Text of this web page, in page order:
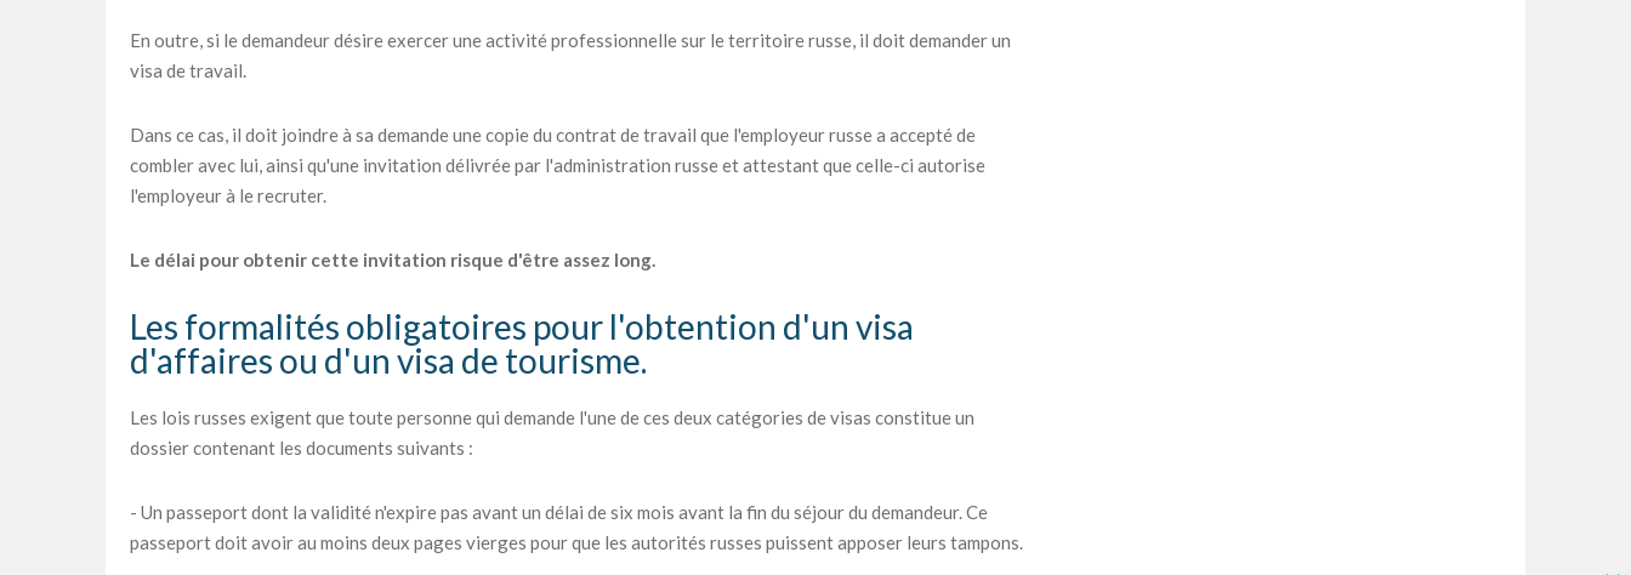
En outre, si le demandeur désire exercer une activité professionnelle sur le territoire russe, il doit demander un
visa de travail.
Dans ce cas, il doit joindre à sa demande une copie du contrat de travail que l'employeur russe a accepté de
combler avec lui, ainsi qu'une invitation délivrée par l'administration russe et attestant que celle-ci autorise
l'employeur à le recruter.
Le délai pour obtenir cette invitation risque d'être assez long.
Les formalités obligatoires pour l'obtention d'un visa
d'affaires ou d'un visa de tourisme.
Les lois russes exigent que toute personne qui demande l'une de ces deux catégories de visas constitue un
dossier contenant les documents suivants :
- Un passeport dont la validité n'expire pas avant un délai de six mois avant la fin du séjour du demandeur. Ce
passeport doit avoir au moins deux pages vierges pour que les autorités russes puissent apposer leurs tampons.